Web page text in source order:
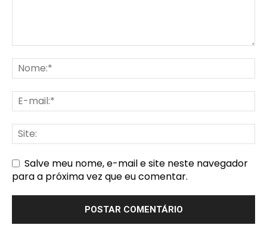
Salve meu nome, e-mail e site neste navegador
para a próxima vez que eu comentar.